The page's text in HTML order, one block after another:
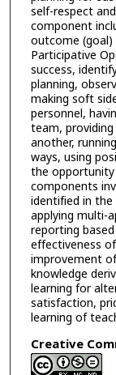
self-respect
component
outcome
Participative
success,
planning,
making soft
personnel,
team,
another,
ways, using
the opportunity
components
identified in
applying multi-
reporting
effectiveness
improvement
knowledge
learning for
satisfaction,
learning of
Creative